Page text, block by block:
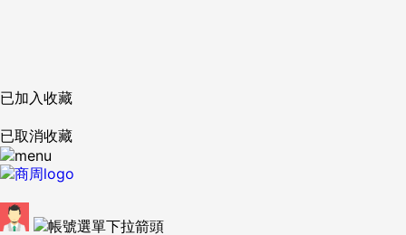
已加入收藏
已取消收藏